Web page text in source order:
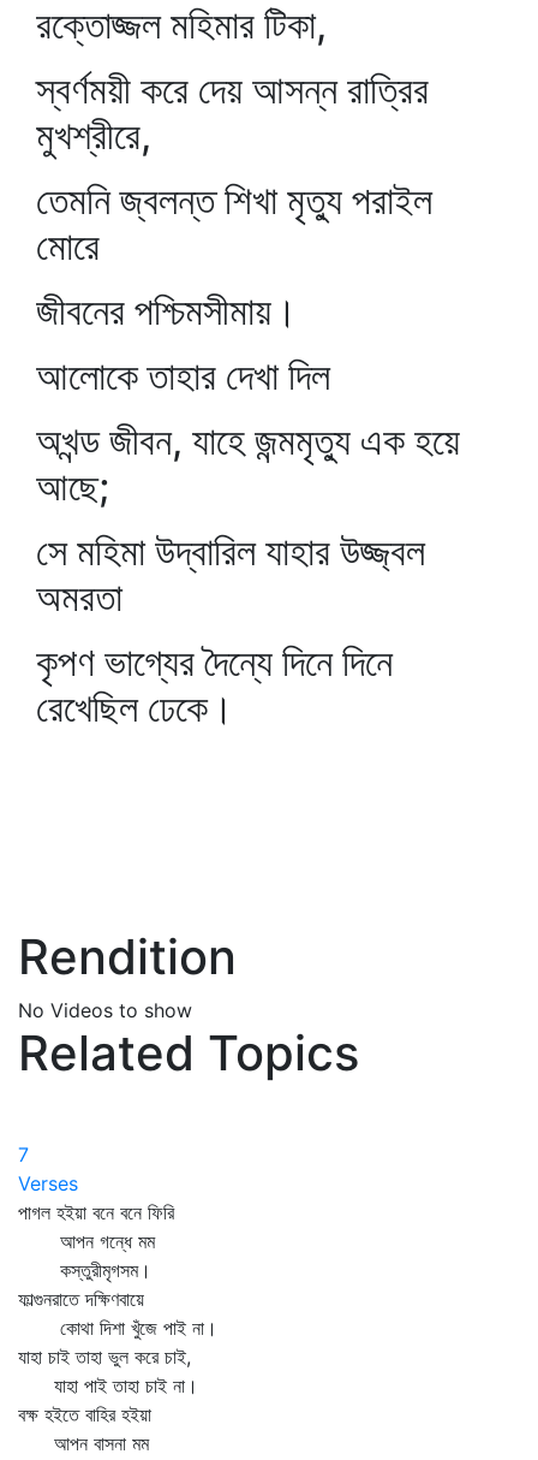
রক্তোজ্জল মহিমার টিকা,
স্বর্ণময়ী করে দেয় আসন্ন রাত্রির
মুখশ্রীরে,
তেমনি জ্বলন্ত শিখা মৃত্যু পরাইল
মোরে
জীবনের পশ্চিমসীমায়।
আলোকে তাহার দেখা দিল
অখন্ড জীবন, যাহে জন্মমৃত্যু এক হয়ে
আছে;
সে মহিমা উদ্‌বারিল যাহার উজ্জ্বল
অমরতা
কৃপণ ভাগ্যের দৈন্যে দিনে দিনে
রেখেছিল ঢেকে।
Rendition
No Videos to show
Related Topics
7
Verses
পাগল হইয়া বনে বনে ফিরি
আপন গন্ধে মম
কস্তুরীমৃগসম।
ফাল্গুনরাতে দক্ষিণবায়ে
কোথা দিশা খুঁজে পাই না।
যাহা চাই তাহা ভুল করে চাই,
যাহা পাই তাহা চাই না।
বক্ষ হইতে বাহির হইয়া
আপন বাসনা মম